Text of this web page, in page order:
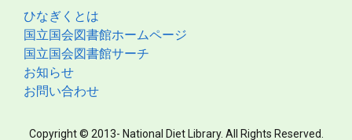
ひなぎくとは
国立国会図書館ホームページ
国立国会図書館サーチ
お知らせ
お問い合わせ
Copyright © 2013- National Diet Library. All Rights Reserved.